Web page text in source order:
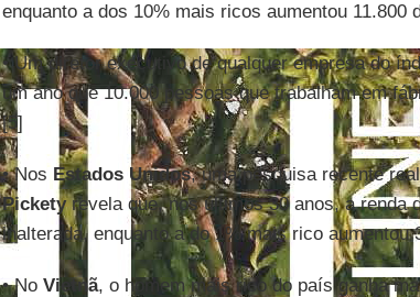
enquanto a dos 10% mais ricos aumentou 11.800
• Um diretor executivo de qualquer empresa do
um ano que 10.000 pessoas que trabalham em
[5]
• Nos Estados Unidos, uma pesquisa recente
Picketyrevela que, nos últimos 30 anos, a renda
inalterada, enquanto a do 1% mais rico aumentou
• No Vietnã, o homem mais rico do país ganha